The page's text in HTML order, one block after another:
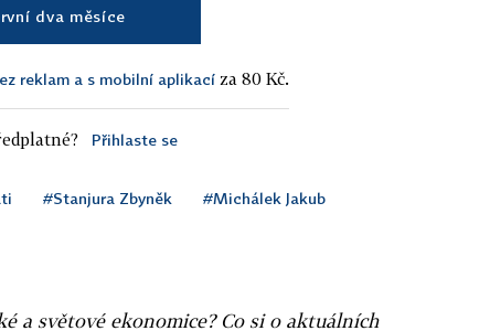
dva měsíce
reklam a s mobilní aplikací za 80 Kč.
Přihlaste se
#Stanjura Zbyněk #Michálek Jakub
a světové ekonomice? Co si o aktuálních